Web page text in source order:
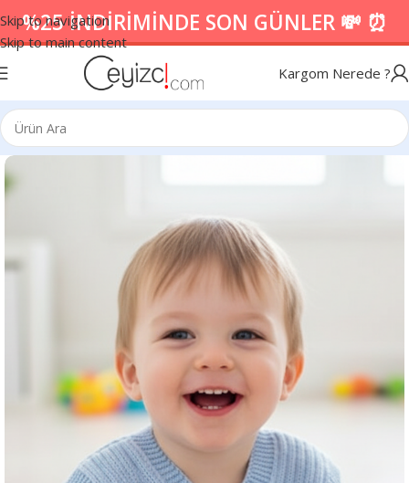
Skip to navigation
Skip to main content
%25 İNDİRİMİNDE SON GÜNLER 💸 ⏰
Kargom Nerede ?